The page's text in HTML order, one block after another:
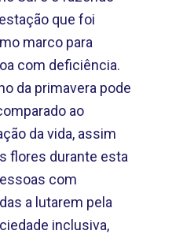
que foi
marco para
com deficiência.
da primavera pode
ao
da vida, assim
flores durante esta
com
a lutarem pela
inclusiva,